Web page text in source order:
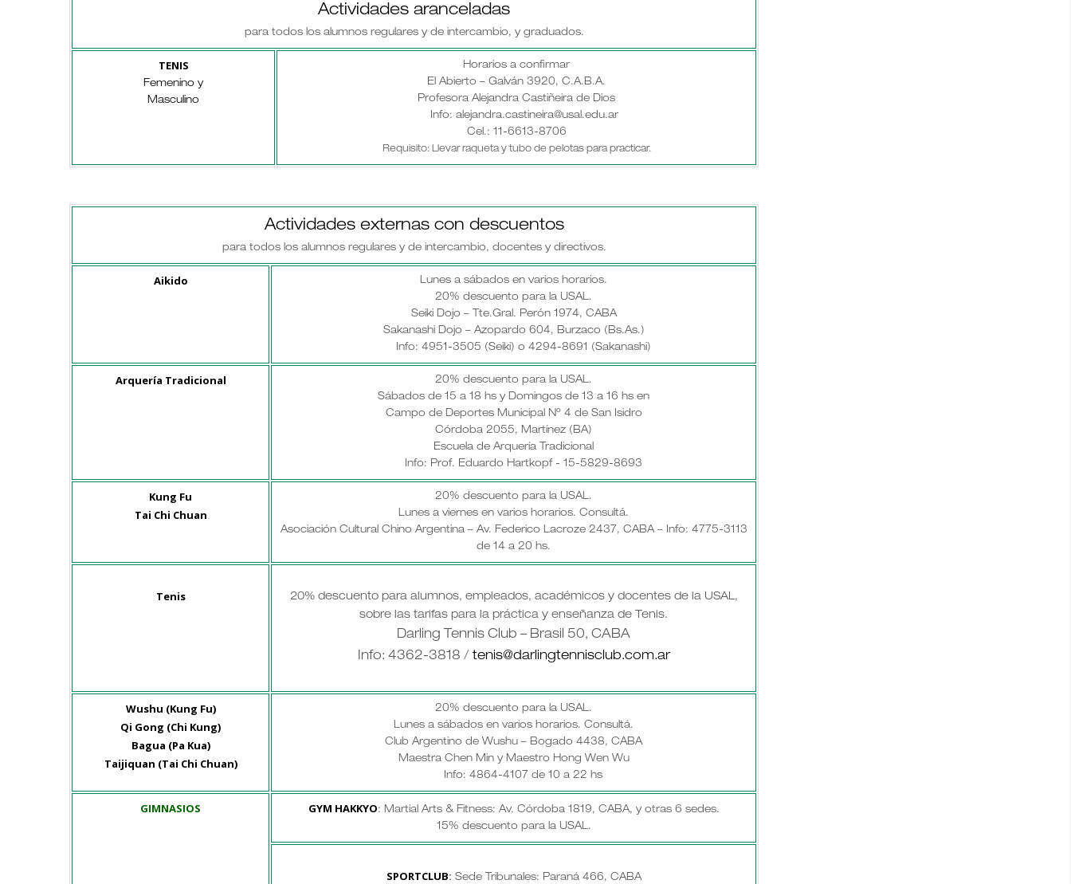
Actividades aranceladas
para todos los alumnos regulares y de intercambio, y graduados.
TENIS
Femenino y
Masculino
Horarios a confirmar
El Abierto – Galván 3920, C.A.B.A.
Profesora Alejandra Castiñeira de Dios
Info: alejandra.castineira@usal.edu.ar
Cel.: 11-6613-8706
Requisito: Llevar raqueta y tubo de pelotas para practicar.
Actividades externas con descuentos
para todos los alumnos regulares y de intercambio, docentes y directivos.
Aikido
Lunes a sábados en varios horarios.
20% descuento para la USAL.
Seiki Dojo – Tte.Gral. Perón 1974, CABA
Sakanashi Dojo – Azopardo 604, Burzaco (Bs.As.)
Info: 4951-3505 (Seiki) o 4294-8691 (Sakanashi)
Arquería Tradicional
20% descuento para la USAL.
Sábados de 15 a 18 hs y Domingos de 13 a 16 hs en
Campo de Deportes Municipal Nº 4 de San Isidro
Córdoba 2055, Martínez (BA)
Escuela de Arquería Tradicional
Info: Prof. Eduardo Hartkopf - 15-5829-8693
Kung Fu
Tai Chi Chuan
20% descuento para la USAL.
Lunes a viernes en varios horarios. Consultá.
Asociación Cultural Chino Argentina – Av. Federico Lacroze 2437, CABA – Info: 4775-3113
de 14 a 20 hs.
Tenis
20% descuento para alumnos, empleados, académicos y docentes de la USAL,
sobre las tarifas para la práctica y enseñanza de Tenis.
Darling Tennis Club – Brasil 50, CABA
Info: 4362-3818 /tenis@darlingtennisclub.com.ar
Wushu (Kung Fu)
Qi Gong (Chi Kung)
Bagua (Pa Kua)
Taijiquan (Tai Chi Chuan)
20% descuento para la USAL.
Lunes a sábados en varios horarios. Consultá.
Club Argentino de Wushu – Bogado 4438, CABA
Maestra Chen Min y Maestro Hong Wen Wu
Info: 4864-4107 de 10 a 22 hs
GIMNASIOS GYM HAKKYO: Martial Arts & Fitness: Av. Córdoba 1819, CABA, y otras 6 sedes.
15% descuento para la USAL.
SPORTCLUB: Sede Tribunales: Paraná 466, CABA